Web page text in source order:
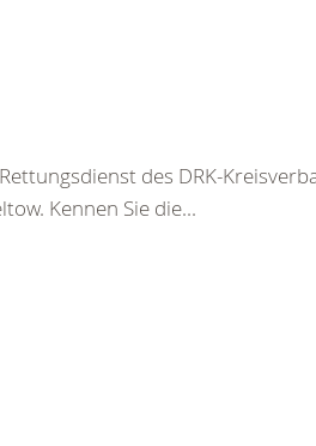
des DRK-
Kennen Sie die...